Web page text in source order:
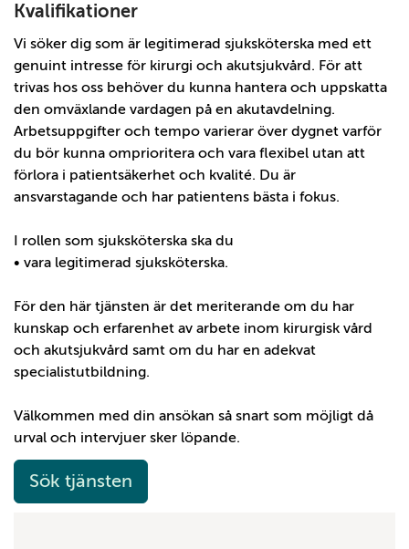
Kvalifikationer
Vi söker dig som är legitimerad sjuksköterska med ett
genuint intresse för kirurgi och akutsjukvård. För att
trivas hos oss behöver du kunna hantera och uppskatta
den omväxlande vardagen på en akutavdelning.
Arbetsuppgifter och tempo varierar över dygnet varför
du bör kunna omprioritera och vara flexibel utan att
förlora i patientsäkerhet och kvalité. Du är
ansvarstagande och har patientens bästa i fokus.
I rollen som sjuksköterska ska du
• vara legitimerad sjuksköterska.
För den här tjänsten är det meriterande om du har
kunskap och erfarenhet av arbete inom kirurgisk vård
och akutsjukvård samt om du har en adekvat
specialistutbildning.
Välkommen med din ansökan så snart som möjligt då
urval och intervjuer sker löpande.
Sök tjänsten